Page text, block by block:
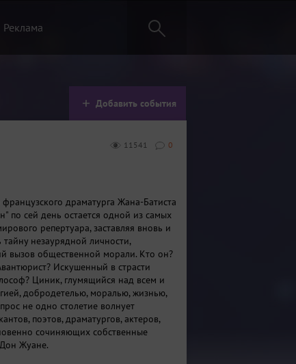
Реклама
Добавить события
0
11541
драматурга Жана-Батиста
по сей день остается одной из самых
репертуара, заставляя вновь и
тайну незаурядной личности,
вызов общественной морали. Кто он?
Искушенный в страсти
Циник, глумящийся над всем и
добродетелью, моралью, жизнью,
не одно столетие волнует
поэтов, драматургов, актеров,
сочиняющих собственные
Жуане.